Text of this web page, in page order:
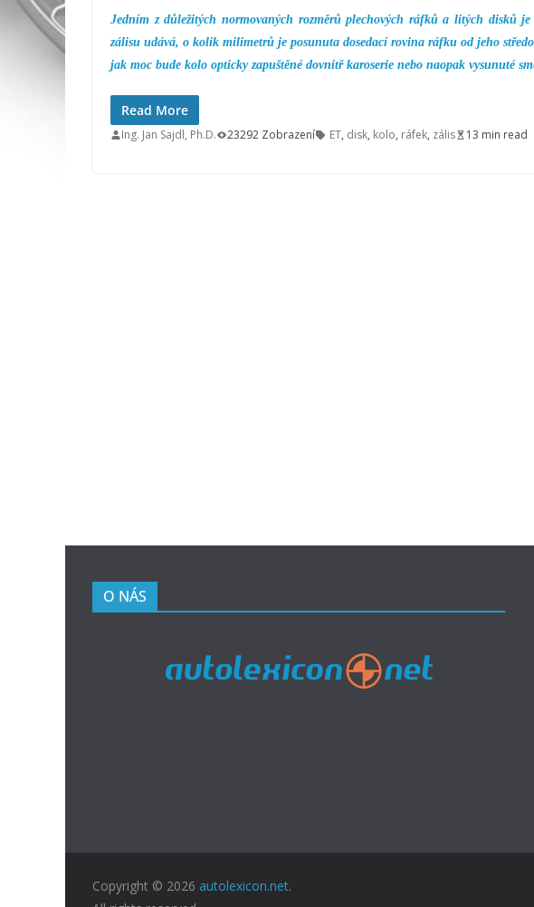
Jedním z důležitých normovaných rozměrů plechových ráfků a litých disků
zálisu udává, o kolik milimetrů je posunuta dosedací rovina ráfku od jeho
jak moc bude kolo opticky zapuštěné dovnitř karoserie nebo naopak vysunuté
Read More
Ing. Jan Sajdl, Ph.D. 23292 Zobrazení ET, disk, kolo, ráfek, zális 13 min read
O NÁS
Copyright © 2026 autolexicon.net.